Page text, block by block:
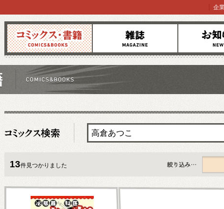
コミックス 雑誌 お知らせ
企
13件見つかりました
すべて